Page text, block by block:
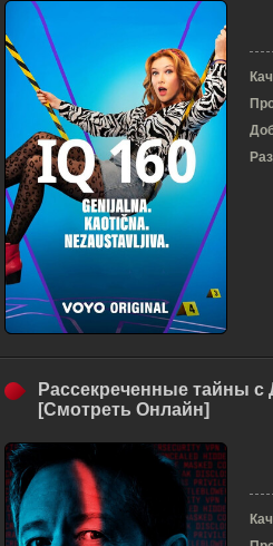
Рассекреченные тайны
[Смотреть Онлайн]